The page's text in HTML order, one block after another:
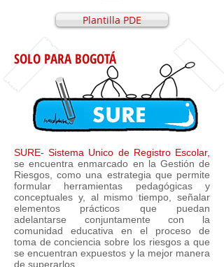
Plantilla PDE
SOLO PARA BOGOTÁ
SURE- Sistema Unico de Registro Escolar,
se encuentra enmarcado en la Gestión de
Riesgos, como una estrategia que permite
formular herramientas pedagógicas y
conceptuales y, al mismo tiempo, señalar
elementos prácticos que puedan
adelantarse conjuntamente con la
comunidad educativa en el proceso de
toma de conciencia sobre los riesgos a que
se encuentran expuestos y la mejor manera
de superarlos